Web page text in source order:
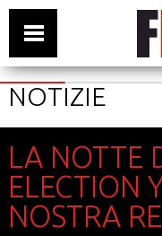
NOTIZIE
LA NOTTE
ELECTION
NOSTRA